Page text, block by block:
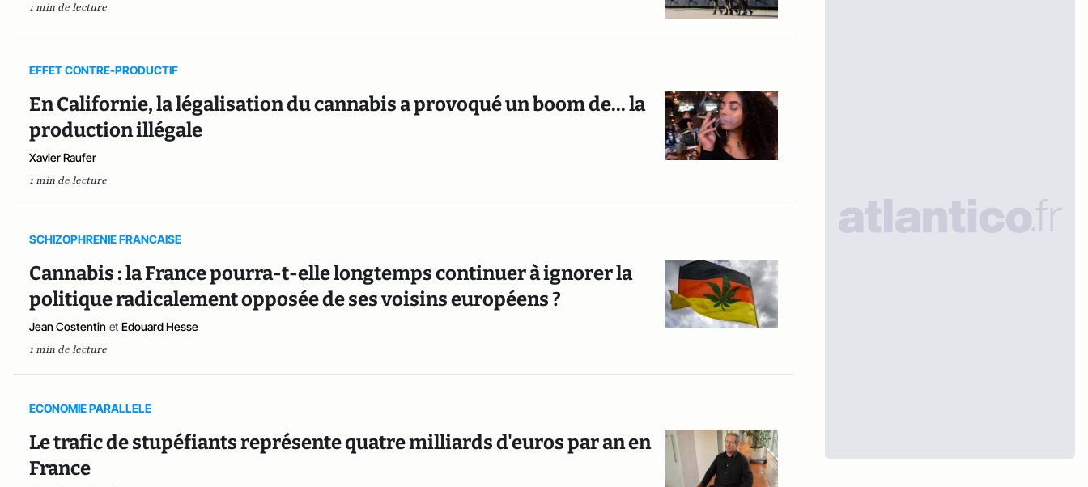
1 min de lecture
EFFET CONTRE-PRODUCTIF
En Californie, la légalisation du cannabis a provoqué un boom de... la
production illégale
Xavier Raufer
1 min de lecture
SCHIZOPHRENIE FRANCAISE
Cannabis : la France pourra-t-elle longtemps continuer à ignorer la
politique radicalement opposée de ses voisins européens ?
Jean Costentin et Edouard Hesse
1 min de lecture
ECONOMIE PARALLELE
Le trafic de stupéfiants représente quatre milliards d'euros par an en
France